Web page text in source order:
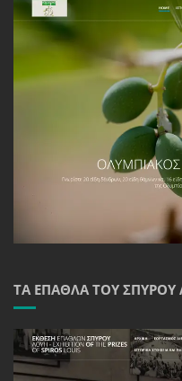
ΤΑ ΈΠΑΘΛΑ ΤΟΥ